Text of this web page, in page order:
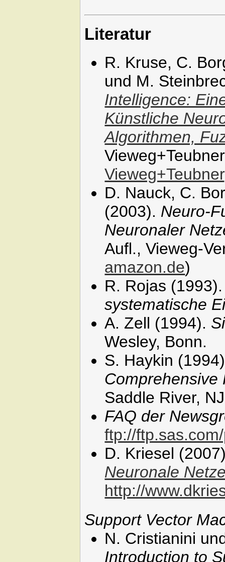
Literatur
R. Kruse, C.
und M.
Intelligence:
Künstliche
Algorithmen,
Vieweg+Teubner
D. Nauck, C.
(2003). Neuro-
Neuronaler
Aufl., Vieweg-
amazon.de)
R. Rojas
systematische
A. Zell (1994).
Wesley, Bonn.
S. Haykin
Comprehensive
Saddle River,
FAQ der
ftp://
D. Kriesel
Neuronale
http://
Support Vector
N. Cristianini
Introduction to